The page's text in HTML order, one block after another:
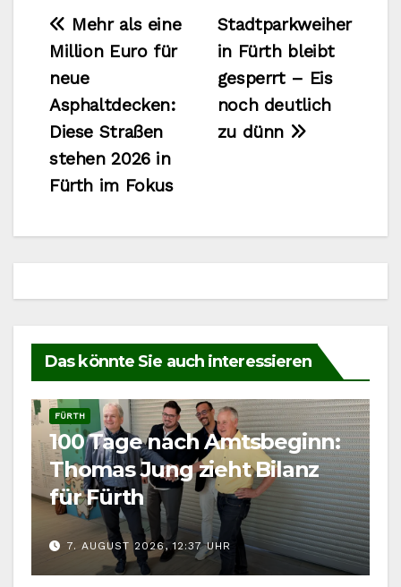
Beitragsnavigation
Stadtparkweiher
in Fürth bleibt
gesperrt – Eis
noch deutlich
zu dünn
Mehr als eine
Million Euro für
neue
Asphaltdecken:
Diese Straßen
stehen 2026 in
Fürth im Fokus
Das könnte Sie auch interessieren
FÜRTH
100 Tage nach Amtsbeginn:
Thomas Jung zieht Bilanz
für Fürth
7. AUGUST 2026, 12:37 UHR